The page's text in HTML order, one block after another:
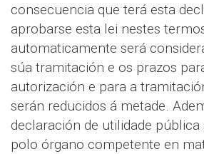
consecuencia que terá esta
aprobarse esta lei nestes
automaticamente será
súa tramitación e os prazos
autorización e para a
serán reducidos á metade.
declaración de utilidade
polo órgano competente en